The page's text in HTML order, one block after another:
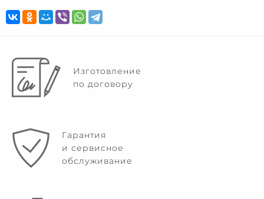
Изготовление
по договору
Гарантия
и сервисное
обслуживание